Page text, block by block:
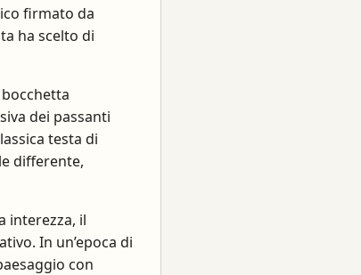
firmato da
ha scelto di
dei passanti
testa di
differente,
interezza, il
In un’epoca di
con